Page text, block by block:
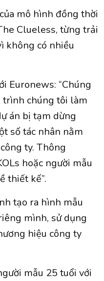
mô hình đồng thời
Clueless, từng trải
không có nhiều
Euronews: “Chúng
trình chúng tôi làm
án bị tạm dừng
số tác nhân nằm
ty. Thông
hoặc người mẫu
thiết kế”.
tạo ra hình mẫu
mình, sử dụng
hiệu công ty
mẫu 25 tuổi với